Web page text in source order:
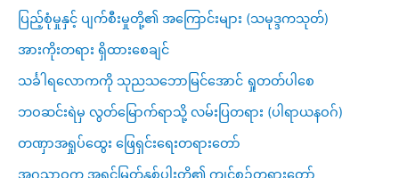
ပြည့်စုံမှုနှင့် ပျက်စီးမှုတို့၏ အကြောင်းများ (သမုဒ္ဒကသုတ်)
အားကိုးတရား ရှိထားစေချင်
သင်္ခါရလောကကို သုညသဘောမြင်အောင် ရှုတတ်ပါစေ
ဘဝဆင်းရဲမှ လွတ်မြောက်ရာသို့ လမ်းပြတရား (ပါရာယနဝဂ်)
တဏှာအရှုပ်ထွေး ဖြေရှင်းရေးတရားတော်
အဂ္ဂသာဝက အရှင်မြတ်နှစ်ပါးတို့၏ ကျင့်စဥ်တရားတော်